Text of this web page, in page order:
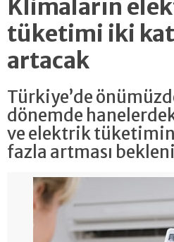
Klimaların
tüketimi iki
artacak
Türkiye’de
dönemde
ve elektrik
fazla artması